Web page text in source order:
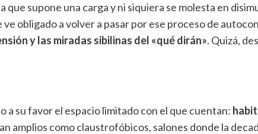
supone una carga y ni siquiera se molesta en
obligado a volver a pasar por ese proceso de
y las miradas sibilinas del «qué dirán». Quizá,
a su favor el espacio limitado con el que cuentan:
amplios como claustrofóbicos, salones donde la